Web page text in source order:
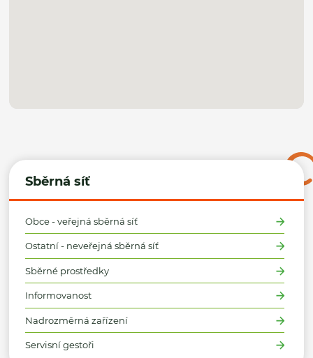
Sběrná síť
Obce - veřejná sběrná síť
Ostatní - neveřejná sběrná síť
Sběrné prostředky
Informovanost
Nadrozměrná zařízení
Servisní gestoři